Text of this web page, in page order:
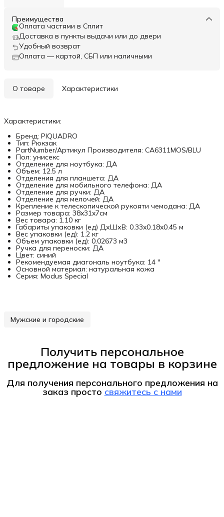
Преимущества
Оплата частями в Сплит
Доставка в пункты выдачи или до двери
Удобный возврат
Оплата — картой, СБП или наличными
О товаре Характеристики
Характеристики:
Бренд: PIQUADRO
Тип: Рюкзак
PartNumber/Артикул Производителя: CA6311MOS/BLU
Пол: унисекс
Отделение для ноутбука: ДА
Объем: 12.5 л
Отделения для планшета: ДА
Отделение для мобильного телефона: ДА
Отделение для ручки: ДА
Отделение для мелочей: ДА
Крепление к телескопической рукояти чемодана: ДА
Размер товара: 38x31x7см
Вес товара: 1.10 кг
Габариты упаковки (ед) ДхШхВ: 0.33x0.18x0.45 м
Вес упаковки (ед): 1.2 кг
Объем упаковки (ед): 0.02673 м3
Ручка для переноски: ДА
Цвет: синий
Рекомендуемая диагональ ноутбука: 14 "
Основной материал: натуральная кожа
Серия: Modus Special
Мужские и городские
Получить персональное
предложение на товары в корзине
Для получения персонального предложения на
заказ просто свяжитесь с нами